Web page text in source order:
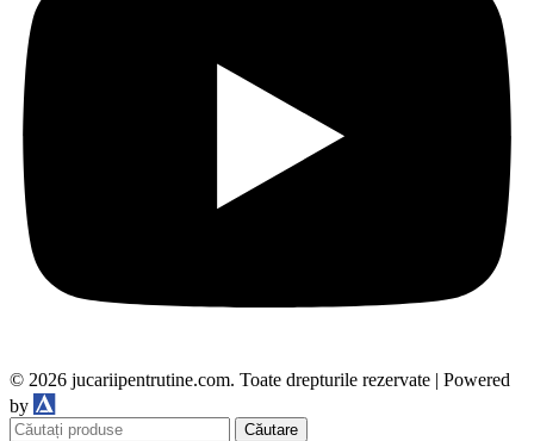
© 2026 jucariipentrutine.com. Toate drepturile rezervate | Powered
by
Căutare